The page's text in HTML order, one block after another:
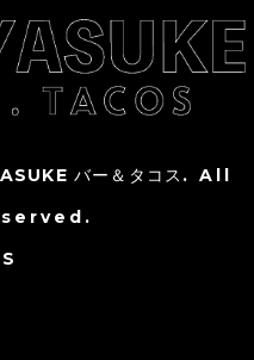
バー＆タコス . All